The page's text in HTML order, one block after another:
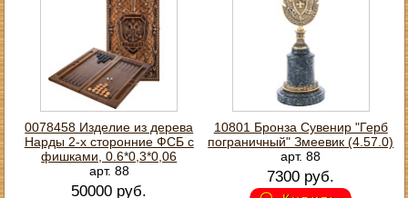
0078458 Изделие из дерева
Нарды 2-х сторонние ФСБ с
фишками, 0.6*0,3*0,06
арт. 88
50000 руб.
10801 Бронза Сувенир "Герб
пограничный" Змеевик (4.57.0)
арт. 88
7300 руб.